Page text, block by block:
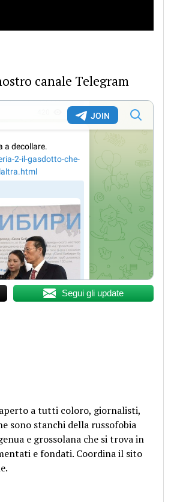
canale Telegram
Segui gli update
a tutti coloro, giornalisti,
sono stanchi della russofobia
e grossolana che si trova in
e fondati. Coordina il sito